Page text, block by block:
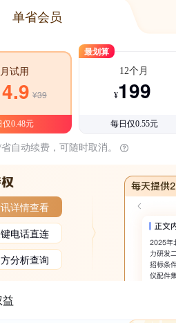
单省会员
试用
¥39
仅0.48元
最划算
12个月
¥199
每日仅0.55元
自动续费，可随时取消。
详情查看
电话直连
分析查询